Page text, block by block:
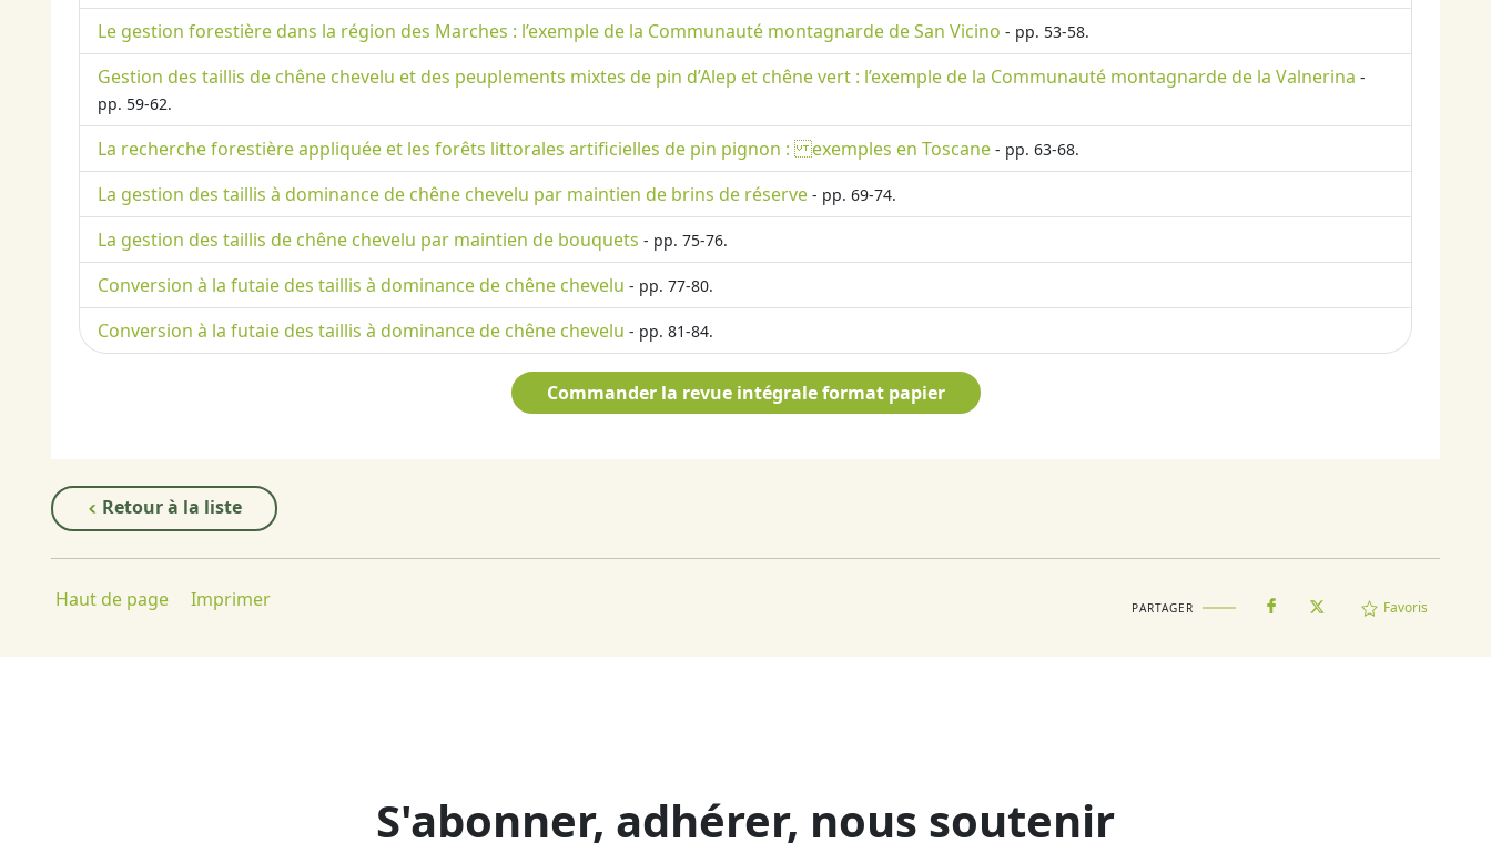
Le gestion forestière dans la région des Marches : l’exemple de la Communauté montagnarde de San Vicino - pp. 53-58.
Gestion des taillis de chêne chevelu et des peuplements mixtes de pin d’Alep et chêne vert : l’exemple de la Communauté montagnarde de la Valnerina -
pp. 59-62.
La recherche forestière appliquée et les forêts littorales artificielles de pin pignon : exemples en Toscane - pp. 63-68.
La gestion des taillis à dominance de chêne chevelu par maintien de brins de réserve - pp. 69-74.
La gestion des taillis de chêne chevelu par maintien de bouquets - pp. 75-76.
Conversion à la futaie des taillis à dominance de chêne chevelu - pp. 77-80.
Conversion à la futaie des taillis à dominance de chêne chevelu - pp. 81-84.
Commander la revue intégrale format papier
Retour à la liste
Haut de page Imprimer PARTAGER Favoris
S'abonner, adhérer, nous soutenir